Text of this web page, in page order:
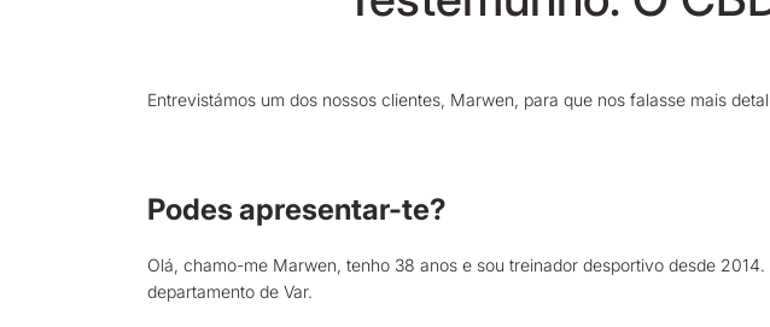
Entrevistámos um dos nossos clientes, Marwen, para que nos falasse mais
Podes apresentar-te?
Olá, chamo-me Marwen, tenho 38 anos e sou treinador desportivo desde
departamento de Var.